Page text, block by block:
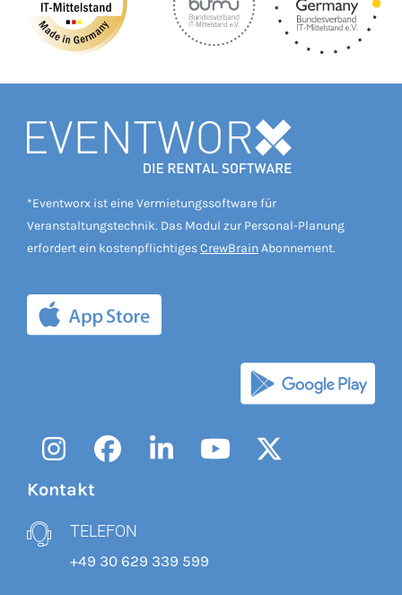
*Eventworx ist eine Vermietungssoftware für
Veranstaltungstechnik. Das Modul zur Personal-Planung
erfordert ein kostenpflichtiges CrewBrain Abonnement.
Instagram
Facebook
LinkedIn
YouTubeTwitter
Kontakt
TELEFON
+49 30 629 339 599